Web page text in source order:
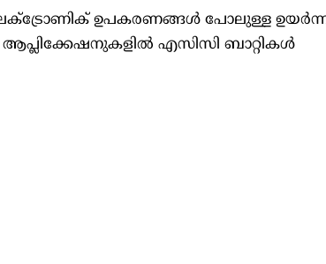
ഉപകരണങ്ങള്‍ പോലുള്ള
എസിസി ബാറ്റികള്‍